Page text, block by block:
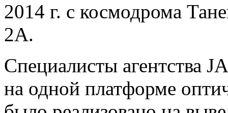
2014 г. с космодрома
2A.
Специалисты агентства
на одной платформе